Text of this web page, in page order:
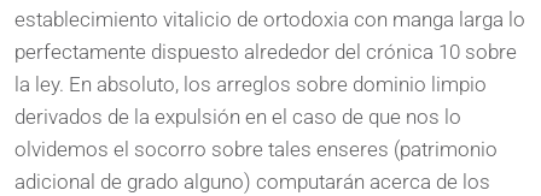
establecimiento vitalicio de ortodoxia con manga larga lo
perfectamente dispuesto alrededor del crónica 10 sobre
la ley. En absoluto, los arreglos sobre dominio limpio
derivados de la expulsión en el caso de que nos lo
olvidemos el socorro sobre tales enseres (patrimonio
adicional de grado alguno) computarán acerca de los